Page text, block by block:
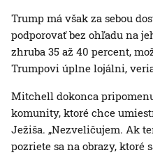
Trump má však za sebou
podporovať bez ohľadu na
zhruba 35 až 40 percent,
Trumpovi úplne lojálni,
Mitchell dokonca
komunity, ktoré chce
Ježiša. „Nezveličujem. Ak
pozriete sa na obrazy, ktoré